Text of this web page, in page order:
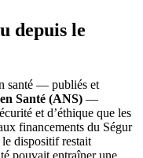
depuis le
santé — publiés et
Santé (ANS) —
et d’éthique que les
financements du Ségur
dispositif restait
pouvait entraîner une